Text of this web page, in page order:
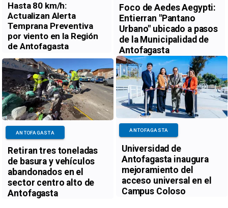
Hasta 80 km/h:
Actualizan Alerta
Temprana Preventiva
por viento en la Región
de Antofagasta
Foco de Aedes Aegypti:
Entierran "Pantano
Urbano" ubicado a pasos
de la Municipalidad de
Antofagasta
Retiran tres toneladas
de basura y vehículos
abandonados en el
sector centro alto de
Antofagasta
ANTOFAGASTA
Universidad de
Antofagasta inaugura
mejoramiento del
acceso universal en el
Campus Coloso
ANTOFAGASTA